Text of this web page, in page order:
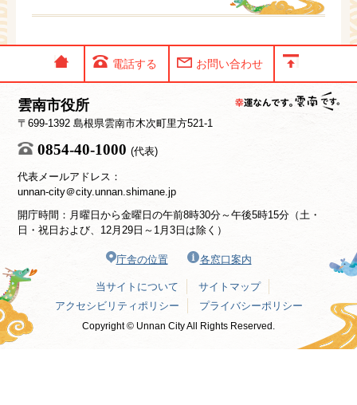
電話する お問い合わせ
雲南市役所
〒699-1392 島根県雲南市木次町里方521-1
0854-40-1000 (代表)
代表メールアドレス：
unnan-city＠city.unnan.shimane.jp
開庁時間：月曜日から金曜日の午前8時30分～午後5時15分（土・
日・祝日および、12月29日～1月3日は除く）
庁舎の位置 各窓口案内
当サイトについて
サイトマップ
アクセシビリティポリシー
プライバシーポリシー
Copyright © Unnan City All Rights Reserved.